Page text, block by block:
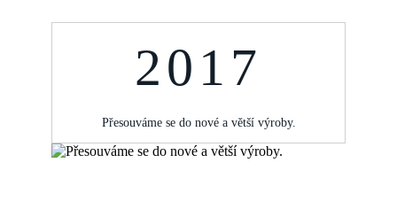
2017
Přesouváme se do nové a větší výroby.